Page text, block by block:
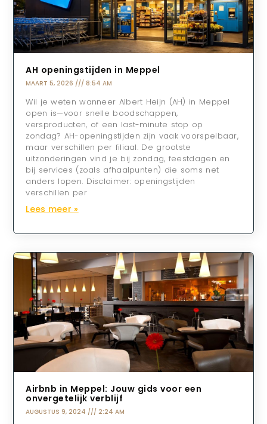
AH openingstijden in Meppel
MAART 5, 2026 8:54 AM
Wil je weten wanneer Albert Heijn (AH) in Meppel
open is—voor snelle boodschappen,
versproducten, of een last-minute stop op
zondag? AH-openingstijden zijn vaak voorspelbaar,
maar verschillen per filiaal. De grootste
uitzonderingen vind je bij zondag, feestdagen en
bij services (zoals afhaalpunten) die soms net
anders lopen. Disclaimer: openingstijden
verschillen per
Lees meer »
Airbnb in Meppel: Jouw gids voor een
onvergetelijk verblijf
AUGUSTUS 9, 2024 2:24 AM